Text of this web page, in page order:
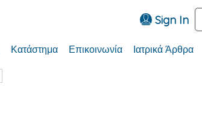
Sign In
Κατάστημα Επικοινωνία Ιατρικά Άρθρα